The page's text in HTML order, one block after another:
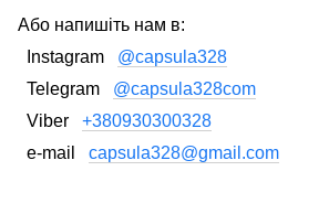
Або напишіть нам в:
Instagram @capsula328
Telegram @capsula328com
Viber +380930300328
e-mail capsula328@gmail.com